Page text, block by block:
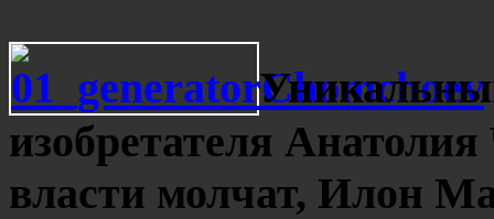
изобретателя
власти молчат, Илон